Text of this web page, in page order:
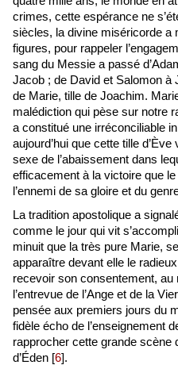
crimes, cette espérance ne
siècles, la divine miséricorde a
figures, pour rappeler
sang du Messie a passé
Jacob ; de David et Salomon à
de Marie, tille de Joachim.
malédiction qui pèse sur notre
a constitué une irréconciliable
aujourd’hui que cette tille
sexe de l’abaissement dans
efficacement à la victoire que
l’ennemi de sa gloire et du
La tradition apostolique a
comme le jour qui vit
minuit que la très pure Marie,
apparaître devant elle le
recevoir son consentement,
l’entrevue de l’Ange et de la
pensée aux premiers jours du
fidèle écho de l’enseignement
rapprocher cette grande scène
d’Éden [6].